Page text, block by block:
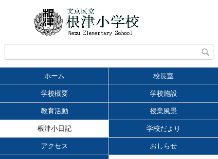
ホーム 校長室
学校概要 学校施設
教育活動 授業風景
根津小日記 学校だより
アクセス おしらせ